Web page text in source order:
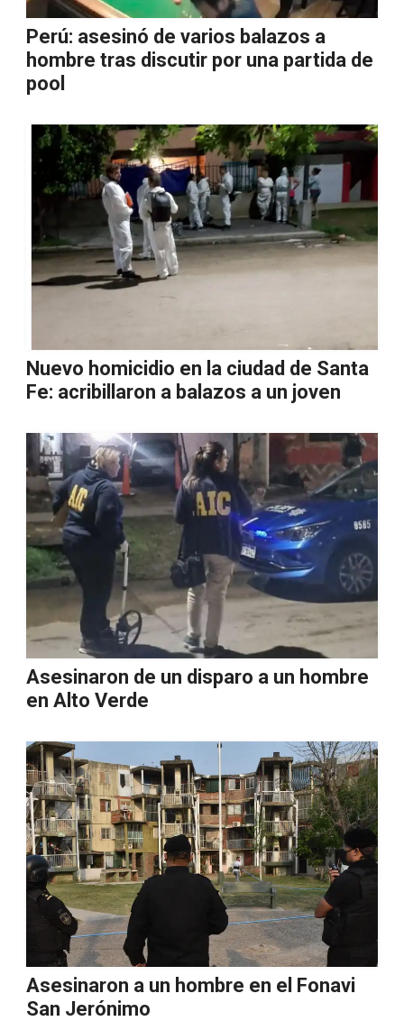
Perú: asesinó de varios balazos a
hombre tras discutir por una partida de
pool
Nuevo homicidio en la ciudad de Santa
Fe: acribillaron a balazos a un joven
Asesinaron de un disparo a un hombre
en Alto Verde
Asesinaron a un hombre en el Fonavi
San Jerónimo